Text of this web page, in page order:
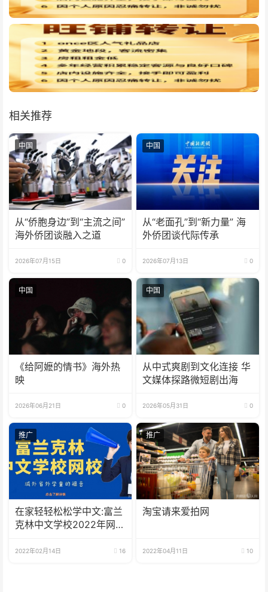
相关推荐
中国
从“侨胞身边”到“主流之间”
海外侨团谈融入之道
2026年07月15日 0
中国
从“老面孔”到“新力量” 海
外侨团谈代际传承
2026年07月13日 0
中国
《给阿嬷的情书》海外热
映
2026年06月21日 0
中国
从中式爽剧到文化连接 华
文媒体探路微短剧出海
2026年05月31日 0
推广
在家轻轻松松学中文:富兰
克林中文学校2022年网校
2022年02月14日 16
推广
淘宝请来爱拍网
2022年04月11日 10